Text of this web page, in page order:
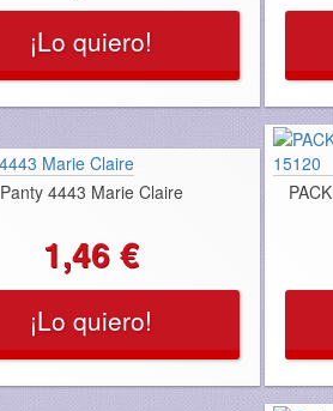
¡Lo quiero!
Panty 4443 Marie Claire
1,46 €
¡Lo quiero!